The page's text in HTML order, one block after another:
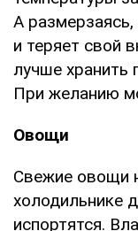
А размерзаясь,
и теряет свой
лучше хранить
При желанию
Овощи
Свежие овощи
холодильнике
испортятся.